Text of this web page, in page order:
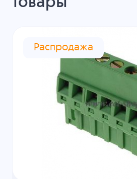
Распродажа